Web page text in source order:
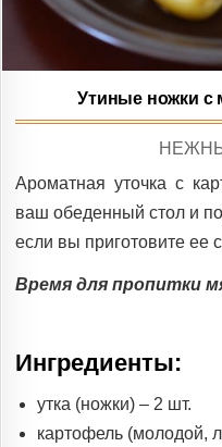
Утиные ножки
Ароматная уточка с
ваш обеденный стол и
если вы приготовите ее
Время для пропитки
Ингредиенты:
утка (ножки) – 2 шт.
картофель (молодой,